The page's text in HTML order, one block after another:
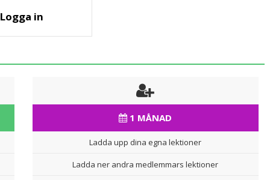
Logga in
1 MÅNAD
Ladda upp dina egna lektioner
Ladda ner andra medlemmars lektioner